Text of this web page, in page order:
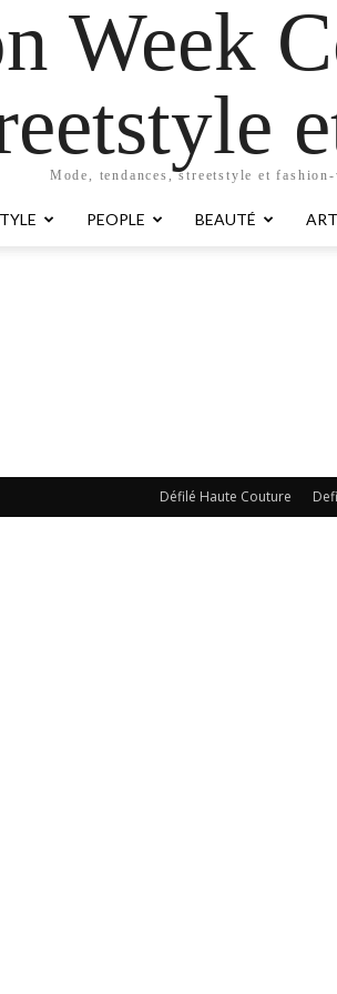
Week
Mode, tendances, streetstyle et fashion-
PEOPLE BEAUTÉ
Défilé Haute Couture